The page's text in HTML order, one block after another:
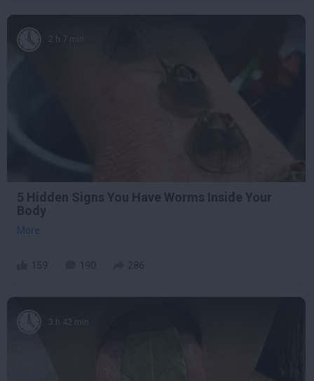
2 h 7 min
5 Hidden Signs You Have Worms Inside Your
Body
More
3 h 42 min